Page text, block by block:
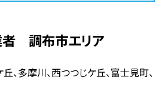
者 調布市エリア
、多摩川、西つつじケ丘、富士見町、